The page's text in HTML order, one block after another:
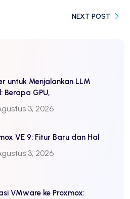
NEXT POST
untuk Menjalankan LLM
Berapa GPU,
3, 2026
VE 9: Fitur Baru dan Hal
3, 2026
VMware ke Proxmox: